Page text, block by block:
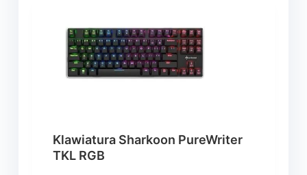
Klawiatura Sharkoon PureWriter
TKL RGB